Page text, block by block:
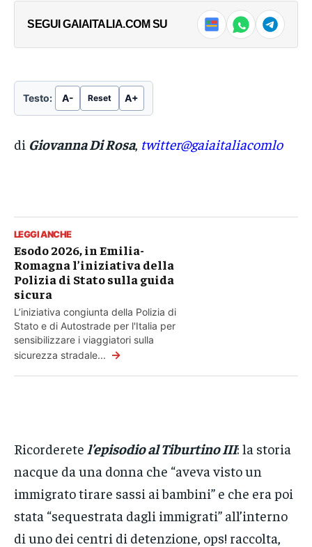
L’iniziativa congiunta della Polizia di Stato e
L’iniziativa congiunta della Polizia di Stato e
SEGUI GAIAITALIA.COM SU
Testo: A- Reset A+
di Giovanna Di Rosa, twitter@gaiaitaliacomlo
LEGGI ANCHE
Esodo 2026, in Emilia-
Romagna l’iniziativa della
Polizia di Stato sulla guida
sicura
L’iniziativa congiunta della Polizia di
Stato e di Autostrade per l'Italia per
sensibilizzare i viaggiatori sulla
sicurezza stradale... →
Ricorderete l’episodio al Tiburtino III: la storia
nacque da una donna che “aveva visto un
immigrato tirare sassi ai bambini” e che era poi
stata “sequestrata dagli immigrati” all’interno
di uno dei centri di detenzione, ops! raccolta,